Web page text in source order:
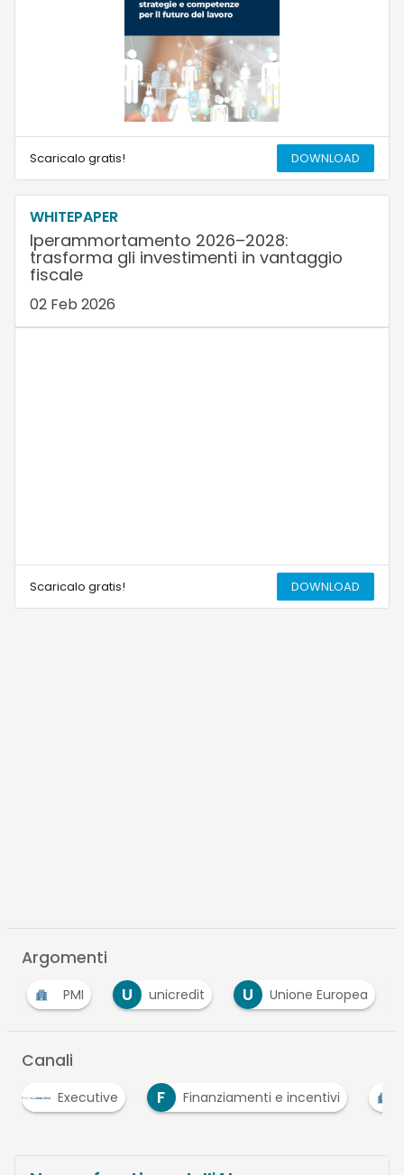
Scaricalo gratis! DOWNLOAD
WHITEPAPER
Iperammortamento 2026–2028:
trasforma gli investimenti in vantaggio
fiscale
02 Feb 2026
Scaricalo gratis! DOWNLOAD
Argomenti
PMI U unicredit U Unione Europea
Canali
Executive F Finanziamenti e incentivi PMI